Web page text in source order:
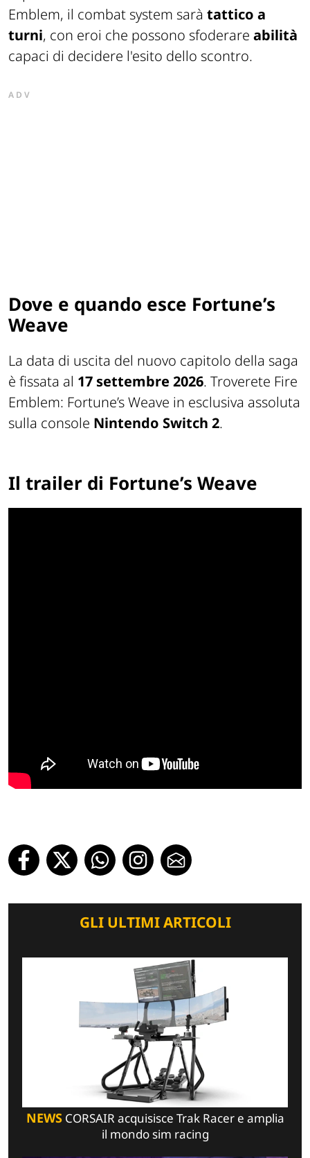
Emblem, il combat system sarà tattico a
turni, con eroi che possono sfoderare abilità
capaci di decidere l'esito dello scontro.
ADV
Dove e quando esce Fortune’s
Weave
La data di uscita del nuovo capitolo della saga
è fissata al 17 settembre 2026. Troverete Fire
Emblem: Fortune’s Weave in esclusiva assoluta
sulla console Nintendo Switch 2.
Il trailer di Fortune’s Weave
GLI ULTIMI ARTICOLI
NEWSCORSAIR acquisisce Trak Racer e amplia
il mondo sim racing